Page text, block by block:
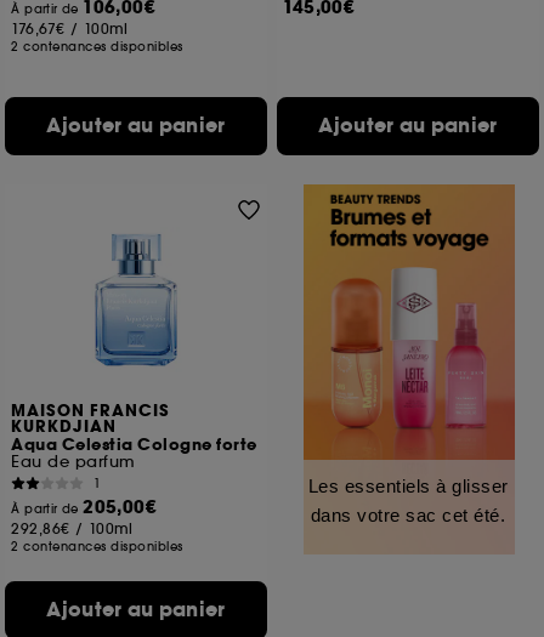
À partir de 106,00€
176,67€ / 100ml
2 contenances disponibles
Ajouter au panier
145,00€
Ajouter au panier
MAISON FRANCIS
KURKDJIAN
Aqua Celestia Cologne forte
Eau de parfum
1
À partir de205,00€
292,86€ / 100ml
2 contenances disponibles
Ajouter au panier
Les essentiels à glisser
dans votre sac cet été.